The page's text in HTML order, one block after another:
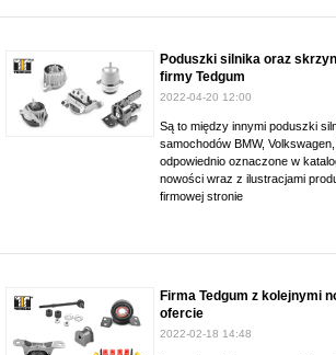
Poduszki silnika oraz
firmy Tedgum
2022-04-20 12:00
Są to między innymi poduszki
samochodów BMW,
odpowiednio oznaczone w
nowości wraz z ilustracjami
firmowej stronie
Firma Tedgum z kolejnymi
ofercie
2022-02-18 14:48